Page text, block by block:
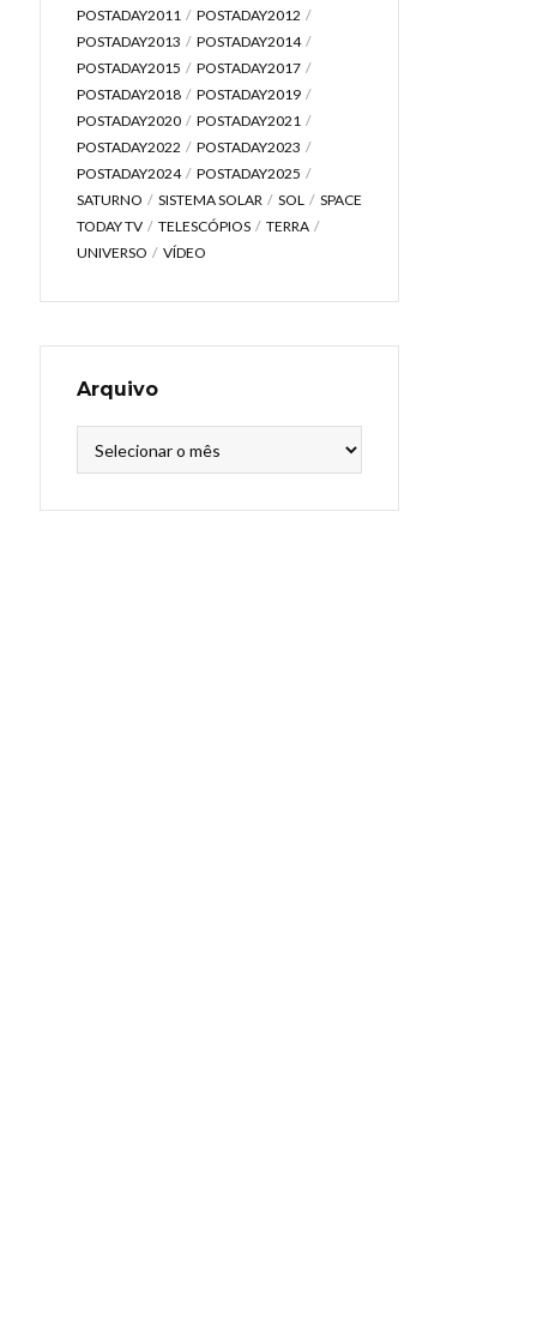
POSTADAY2011
POSTADAY2012
POSTADAY2013
POSTADAY2014
POSTADAY2015
POSTADAY2017
POSTADAY2018
POSTADAY2019
POSTADAY2020
POSTADAY2021
POSTADAY2022
POSTADAY2023
POSTADAY2024
POSTADAY2025
SATURNO
SISTEMA SOLAR SOL
SPACE
TODAY TV
TELESCÓPIOS
TERRA
UNIVERSO
VÍDEO
Arquivo